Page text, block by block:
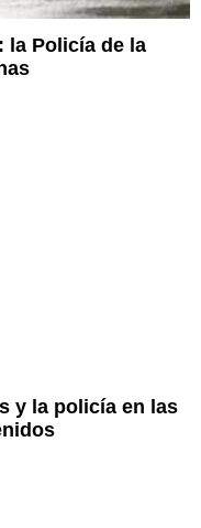
la Policía de la
y la policía en las